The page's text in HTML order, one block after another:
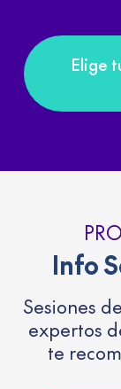
Elige
Info
Sesiones
expertos
te